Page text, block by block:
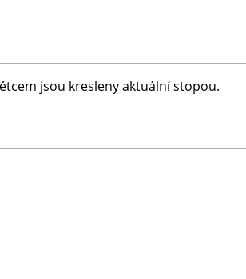
jsou kresleny aktuální stopou.